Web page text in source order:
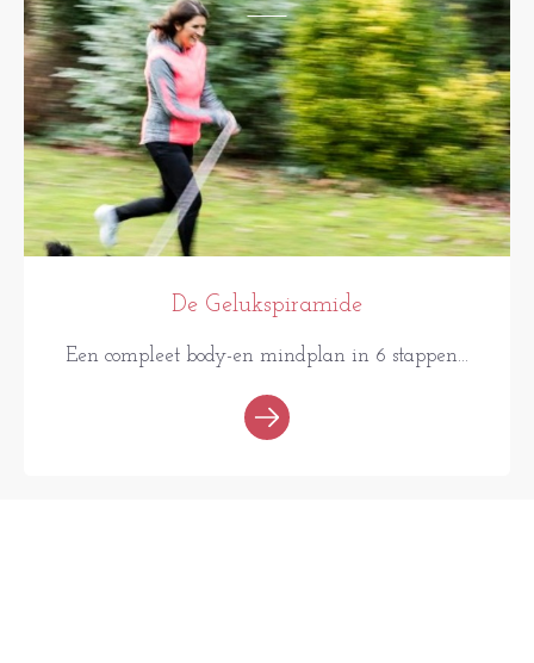
De Gelukspiramide
Een compleet body-en mindplan in 6 stappen...